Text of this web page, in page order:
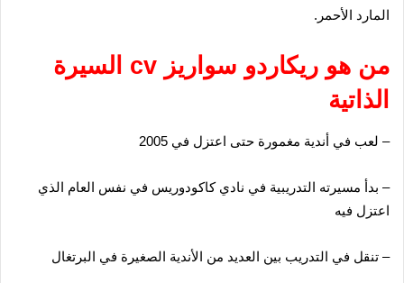
المارد الأحمر.
من هو ريكاردو سواريز
cv السيرة
الذاتية
– لعب في أندية مغمورة حتى اعتزل في 2005
– بدأ مسيرته التدريبية في نادي كاكودوريس في نفس العام الذي
اعتزل فيه
– تنقل في التدريب بين العديد من الأندية الصغيرة في البرتغال